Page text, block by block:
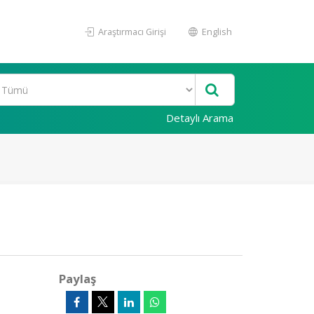
Araştırmacı Girişi English
Detaylı Arama
Paylaş